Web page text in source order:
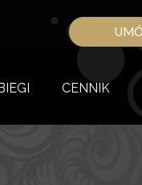
CENNIK